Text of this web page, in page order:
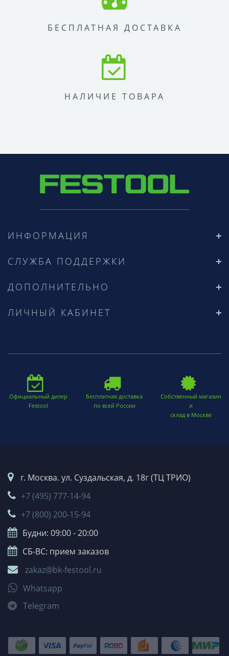
БЕСПЛАТНАЯ ДОСТАВКА
НАЛИЧИЕ ТОВАРА
ИНФОРМАЦИЯ
СЛУЖБА ПОДДЕРЖКИ
ДОПОЛНИТЕЛЬНО
ЛИЧНЫЙ КАБИНЕТ
Официальный дилер
Festool
Бесплатная доставка
по всей России
Собственный магазин
и
склад в Москве
г. Москва. ул. Суздальская, д. 18г (ТЦ ТРИО)
+7 (495) 777-14-94
+7 (800) 200-15-94
Будни: 09:00 - 20:00
СБ-ВС: прием заказов
zakaz@bk-festool.ru
Whatsapp
Telegram